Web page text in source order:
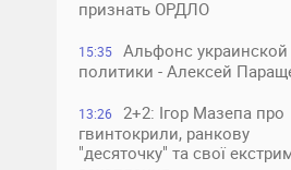
признать ОРДЛО
15:35
Альфонс украинской
политики - Алексей
13:26
2+2: Ігор Мазепа про
гвинтокрили, ранкову
"десяточку" та свої